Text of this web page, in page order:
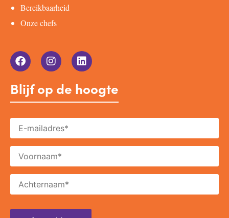
Bereikbaarheid
Onze chefs
Blijf op de hoogte